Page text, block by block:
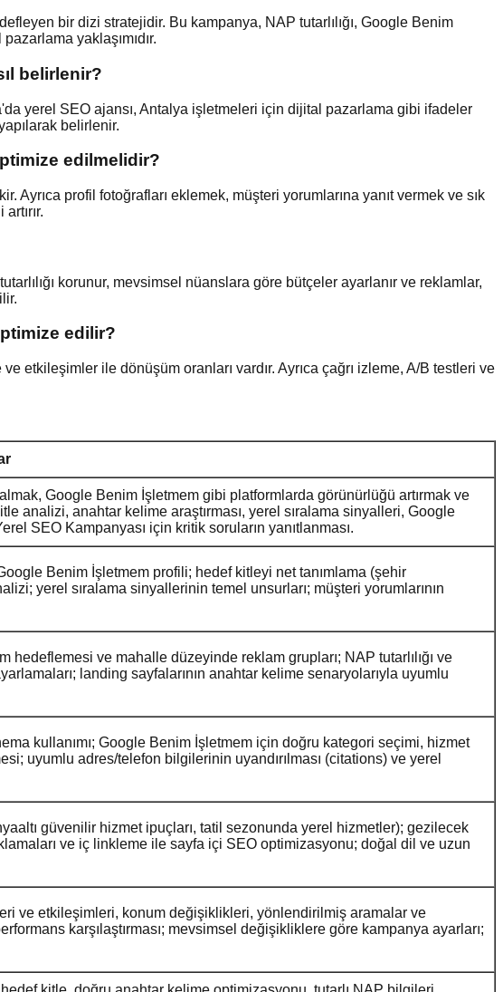
bir dizi stratejidir. Bu kampanya, NAP tutarlılığı, Google Benim
yaklaşımıdır.
belirlenir?
yerel SEO ajansı, Antalya işletmeleri için dijital pazarlama gibi ifadeler
belirlenir.
edilmelidir?
profil fotoğrafları eklemek, müşteri yorumlarına yanıt vermek ve sık
korunur, mevsimsel nüanslara göre bütçeler ayarlanır ve reklamlar,
edilir?
etkileşimler ile dönüşüm oranları vardır. Ayrıca çağrı izleme, A/B testleri ve
Google Benim İşletmem gibi platformlarda görünürlüğü artırmak ve
analizi, anahtar kelime araştırması, yerel sıralama sinyalleri, Google
SEO Kampanyası için kritik soruların yanıtlanması.
Benim İşletmem profili; hedef kitleyi net tanımlama (şehir
yerel sıralama sinyallerinin temel unsurları; müşteri yorumlarının
ve mahalle düzeyinde reklam grupları; NAP tutarlılığı ve
landing sayfalarının anahtar kelime senaryolarıyla uyumlu
kullanımı; Google Benim İşletmem için doğru kategori seçimi, hizmet
uyumlu adres/telefon bilgilerinin uyandırılması (citations) ve yerel
güvenilir hizmet ipuçları, tatil sezonunda yerel hizmetler); gezilecek
ve iç linkleme ile sayfa içi SEO optimizasyonu; doğal dil ve uzun
ve etkileşimleri, konum değişiklikleri, yönlendirilmiş aramalar ve
karşılaştırması; mevsimsel değişikliklere göre kampanya ayarları;